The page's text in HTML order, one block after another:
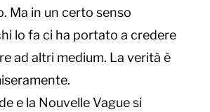
Ma in un certo senso
lo fa ci ha portato a credere
ad altri medium. La verità è
e la Nouvelle Vague si